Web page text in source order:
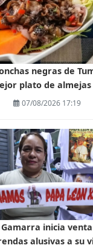
negras de
plato de
07/08/2026 17:19
Gamarra inicia
alusivas a su